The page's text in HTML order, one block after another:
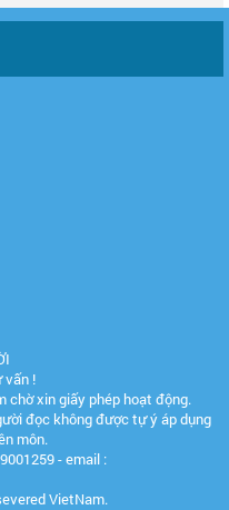
vấn !
chờ xin giấy phép hoạt động.
đọc không được tự ý áp dụng
môn.
- email :
VietNam.